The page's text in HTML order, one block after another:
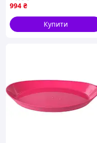
готування Black |neper-
4000|
994 ₴
Купити